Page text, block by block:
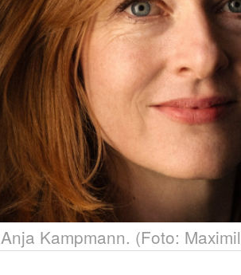
Anja Kampmann. (Foto: